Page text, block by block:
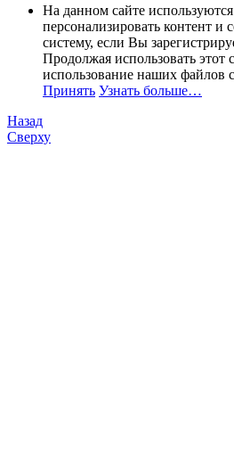
На данном сайте
персонализировать контент и
систему, если Вы
Продолжая использовать этот
использование наших файлов
Принять Узнать больше…
Назад
Сверху